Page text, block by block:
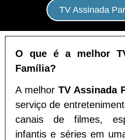
TV Assinada
O que é a melhor
Família?
A melhor TV Assinada
serviço de
canais de filmes,
infantis e séries em